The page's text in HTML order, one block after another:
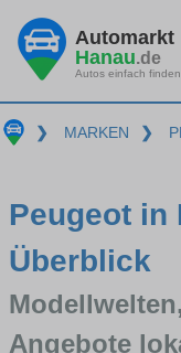
Automarkt
Hanau.de
Autos einfach finden
❯ MARKEN ❯
Peugeot in
Überblick
Angebote